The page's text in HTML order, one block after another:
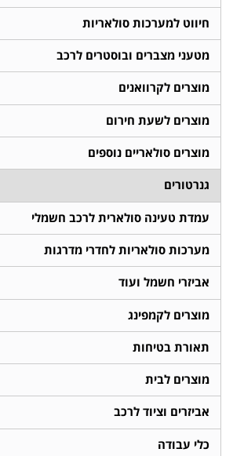
חיווט למערכות סולאריות
מטעני מצברים ובוסטרים לרכב
מוצרים לקרוואנים
מוצרים לשעת חירום
מוצרים סולאריים נוספים
גנרטורים
עמדת טעינה סולארית לרכב חשמלי
מערכות סולאריות לחדרי מדרגות
אביזרי חשמל ועוד
מוצרים לקמפינג
תאורת בטיחות
מוצרים לבית
אביזרים וציוד לרכב
כלי עבודה